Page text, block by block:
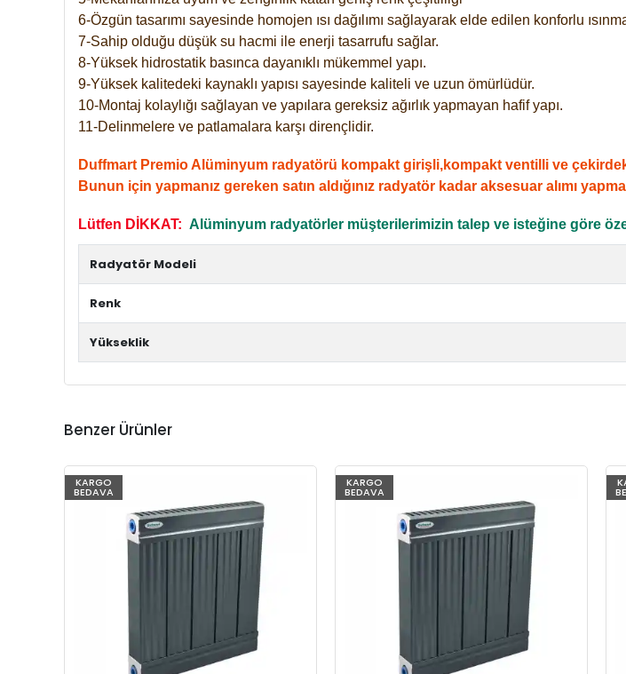
6-Özgün tasarımı sayesinde homojen ısı dağılımı sağlayarak elde edilen konforlu
7-Sahip olduğu düşük su hacmi ile enerji tasarrufu sağlar.
8-Yüksek hidrostatik basınca dayanıklı mükemmel yapı.
9-Yüksek kalitedeki kaynaklı yapısı sayesinde kaliteli ve uzun ömürlüdür.
10-Montaj kolaylığı sağlayan ve yapılara gereksiz ağırlık yapmayan hafif yapı.
11-Delinmelere ve patlamalara karşı dirençlidir.
Duffmart Premio Alüminyum radyatörü kompakt girişli,kompakt ventilli ve
Bunun için yapmanız gereken satın aldığınız radyatör kadar aksesuar alımı
Lütfen DİKKAT: Alüminyum radyatörler müşterilerimizin talep ve isteğine göre
Radyatör Modeli
Renk
Yükseklik
Benzer Ürünler
KARGO
BEDAVA
KARGO
BEDAVA